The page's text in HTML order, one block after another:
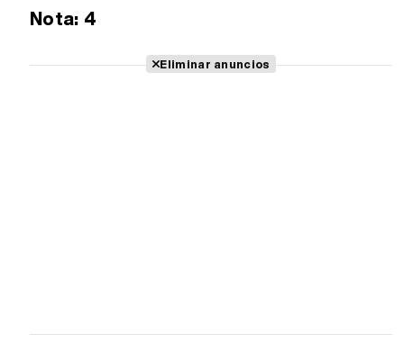
Nota: 4
Eliminar anuncios